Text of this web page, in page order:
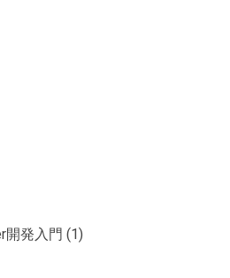
開発入門 (1)